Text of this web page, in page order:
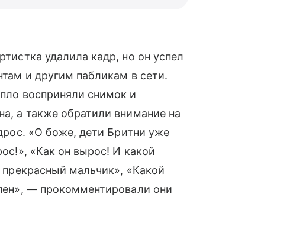
удалила кадр, но он успел
и другим пабликам в сети.
восприняли снимок и
а также обратили внимание на
«О боже, дети Бритни уже
«Как он вырос! И какой
прекрасный мальчик», «Какой
— прокомментировали они